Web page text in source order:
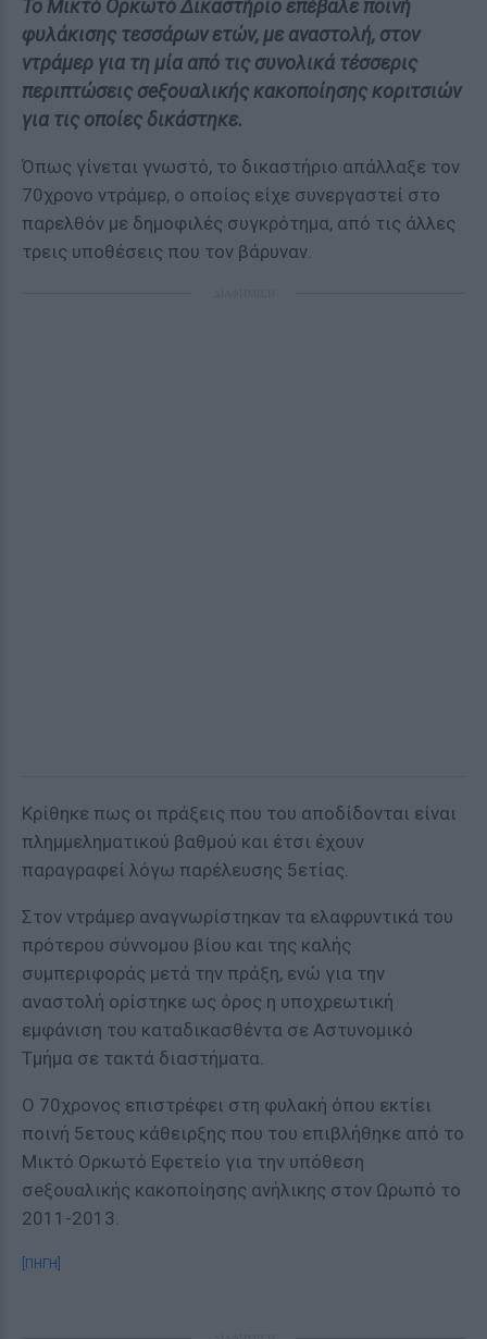
Το Μικτό Ορκωτό Δικαστήριο επέβαλε ποινή
φυλάκισης τεσσάρων ετών, με αναστολή, στον
ντράμερ για τη μία από τις συνολικά τέσσερις
περιπτώσεις σeξουαλικής κακοποίησης κοριτσιών
για τις οποίες δικάστηκε.
Όπως γίνεται γνωστό, το δικαστήριο απάλλαξε τον
70χρονο ντράμερ, ο οποίος είχε συνεργαστεί στο
παρελθόν με δημοφιλές συγκρότημα, από τις άλλες
τρεις υποθέσεις που τον βάρυναν.
Κρίθηκε πως οι πράξεις που του αποδίδονται είναι
πλημμεληματικού βαθμού και έτσι έχουν
παραγραφεί λόγω παρέλευσης 5ετίας.
Στον ντράμερ αναγνωρίστηκαν τα ελαφρυντικά του
πρότερου σύννομου βίου και της καλής
συμπεριφοράς μετά την πράξη, ενώ για την
αναστολή ορίστηκε ως όρος η υποχρεωτική
εμφάνιση του καταδικασθέντα σε Αστυνομικό
Τμήμα σε τακτά διαστήματα.
Ο 70χρονος επιστρέφει στη φυλακή όπου εκτίει
ποινή 5ετους κάθειρξης που του επιβλήθηκε από το
Μικτό Ορκωτό Εφετείο για την υπόθεση
σeξουαλικής κακοποίησης ανήλικης στον Ωρωπό το
2011-2013.
[ΠΗΓΗ]